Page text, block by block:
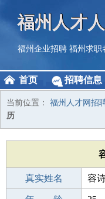
福州人才
福州企业招聘 福州求职
首页 招聘信息
当前位置： 福州人才网招
历
真实姓名 容